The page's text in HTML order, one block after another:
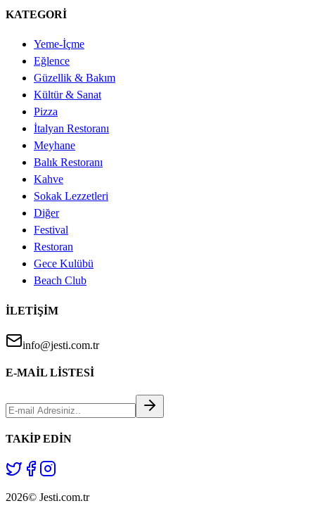
KATEGORİ
Yeme-İçme
Eğlence
Güzellik & Bakım
Kültür & Sanat
Pizza
İtalyan Restoranı
Meyhane
Balık Restoranı
Kahve
Sokak Lezzetleri
Diğer
Festival
Restoran
Gece Kulübü
Beach Club
İLETİŞİM
info@jesti.com.tr
E-MAİL LİSTESİ
TAKİP EDİN
2026© Jesti.com.tr